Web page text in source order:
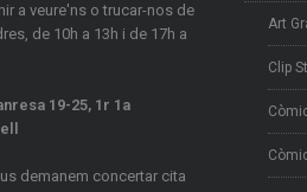
a veure'ns o trucar-nos de
de 10h a 13h i de 17h a
19-25, 1r 1a
demanem concertar cita
Art
Clip